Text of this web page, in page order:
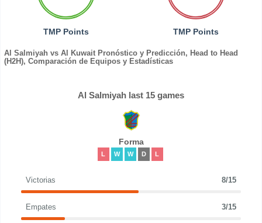
TMP Points TMP Points
Al Salmiyah vs Al Kuwait Pronóstico y Predicción, Head to Head
(H2H), Comparación de Equipos y Estadísticas
Al Salmiyah last 15 games
Forma
L W W D L
Victorias 8/15
Empates 3/15